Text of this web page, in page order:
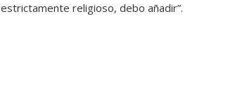
religioso, debo añadir”.